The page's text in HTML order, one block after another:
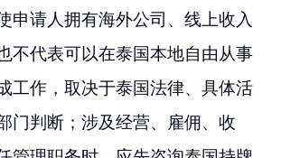
申请人拥有海外公司、线上收入
不代表可以在泰国本地自由从事
工作，取决于泰国法律、具体活
门判断；涉及经营、雇佣、收